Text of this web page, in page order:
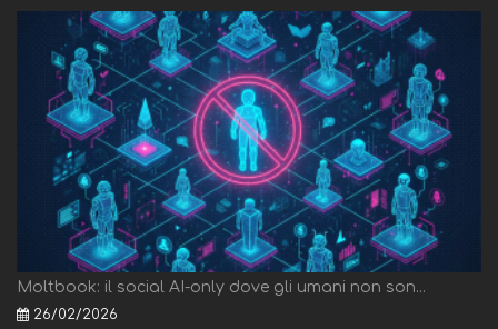
Moltbook: il social AI-only dove gli umani non son...
26/02/2026